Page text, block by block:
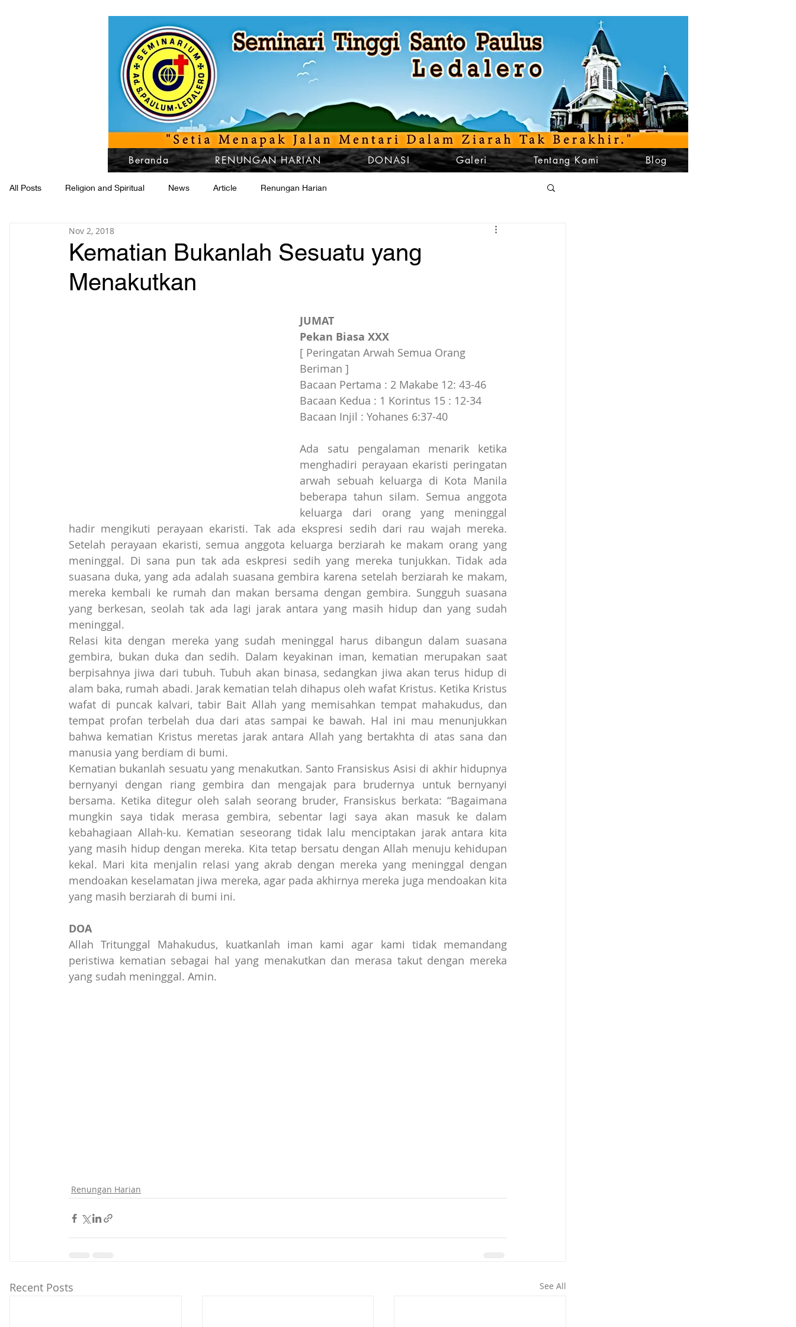
Beranda RENUNGAN HARIAN DONASI Galeri Tentang Kami Blog
All Posts Religion and Spiritual News Article Renungan Harian
Kematian Bukanlah Sesuatu yang
Menakutkan
Nov 2, 2018
JUMAT
Pekan Biasa XXX
[ Peringatan Arwah Semua Orang
Beriman ]
Bacaan Pertama : 2 Makabe 12: 43-46
Bacaan Kedua : 1 Korintus 15 : 12-34
Bacaan Injil : Yohanes 6:37-40
Ada satu pengalaman menarik ketika
menghadiri perayaan ekaristi peringatan
arwah sebuah keluarga di Kota Manila
beberapa tahun silam. Semua anggota
keluarga dari orang yang meninggal
hadir mengikuti perayaan ekaristi. Tak ada ekspresi sedih dari rau wajah mereka.
Setelah perayaan ekaristi, semua anggota keluarga berziarah ke makam orang yang
meninggal. Di sana pun tak ada eskpresi sedih yang mereka tunjukkan. Tidak ada
suasana duka, yang ada adalah suasana gembira karena setelah berziarah ke makam,
mereka kembali ke rumah dan makan bersama dengan gembira. Sungguh suasana
yang berkesan, seolah tak ada lagi jarak antara yang masih hidup dan yang sudah
meninggal.
Relasi kita dengan mereka yang sudah meninggal harus dibangun dalam suasana
gembira, bukan duka dan sedih. Dalam keyakinan iman, kematian merupakan saat
berpisahnya jiwa dari tubuh. Tubuh akan binasa, sedangkan jiwa akan terus hidup di
alam baka, rumah abadi. Jarak kematian telah dihapus oleh wafat Kristus. Ketika Kristus
wafat di puncak kalvari, tabir Bait Allah yang memisahkan tempat mahakudus, dan
tempat profan terbelah dua dari atas sampai ke bawah. Hal ini mau menunjukkan
bahwa kematian Kristus meretas jarak antara Allah yang bertakhta di atas sana dan
manusia yang berdiam di bumi.
Kematian bukanlah sesuatu yang menakutkan. Santo Fransiskus Asisi di akhir hidupnya
bernyanyi dengan riang gembira dan mengajak para brudernya untuk bernyanyi
bersama. Ketika ditegur oleh salah seorang bruder, Fransiskus berkata: “Bagaimana
mungkin saya tidak merasa gembira, sebentar lagi saya akan masuk ke dalam
kebahagiaan Allah-ku. Kematian seseorang tidak lalu menciptakan jarak antara kita
yang masih hidup dengan mereka. Kita tetap bersatu dengan Allah menuju kehidupan
kekal. Mari kita menjalin relasi yang akrab dengan mereka yang meninggal dengan
mendoakan keselamatan jiwa mereka, agar pada akhirnya mereka juga mendoakan kita
yang masih berziarah di bumi ini.
DOA
Allah Tritunggal Mahakudus, kuatkanlah iman kami agar kami tidak memandang
peristiwa kematian sebagai hal yang menakutkan dan merasa takut dengan mereka
yang sudah meninggal. Amin.
Renungan Harian
Recent Posts See All